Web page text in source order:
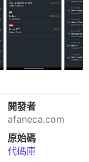
開發者
afaneca.com
原始碼
代碼庫